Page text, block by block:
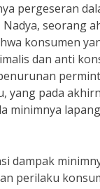
pergeseran
Nadya, seorang
konsumen
dan anti
yang pada
minimnya
dampak
perilaku